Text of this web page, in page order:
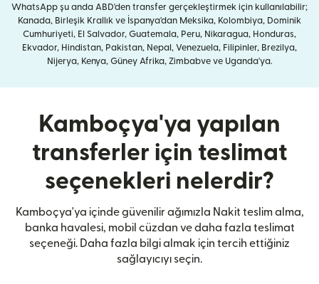
WhatsApp şu anda ABD'den transfer gerçekleştirmek için kullanılabilir;
Kanada, Birleşik Krallık ve İspanya'dan Meksika, Kolombiya, Dominik
Cumhuriyeti, El Salvador, Guatemala, Peru, Nikaragua, Honduras,
Ekvador, Hindistan, Pakistan, Nepal, Venezuela, Filipinler, Brezilya,
Nijerya, Kenya, Güney Afrika, Zimbabve ve Uganda'ya.
Kamboçya'ya yapılan
transferler için teslimat
seçenekleri nelerdir?
Kamboçya'ya içinde güvenilir ağımızla Nakit teslim alma,
banka havalesi, mobil cüzdan ve daha fazla teslimat
seçeneği. Daha fazla bilgi almak için tercih ettiğiniz
sağlayıcıyı seçin.